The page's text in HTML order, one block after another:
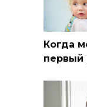
Когда
первый